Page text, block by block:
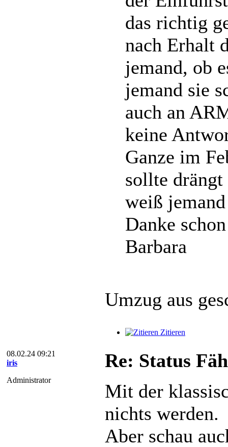
das richtig
nach Erhalt
jemand, ob
jemand sie
auch an
keine
Ganze im
sollte
weiß
Danke
Barbara
Umzug aus
Zitieren
08.02.24 09:21
iris
Administrator
Re: Status
Mit der
nichts werden.
Aber schau